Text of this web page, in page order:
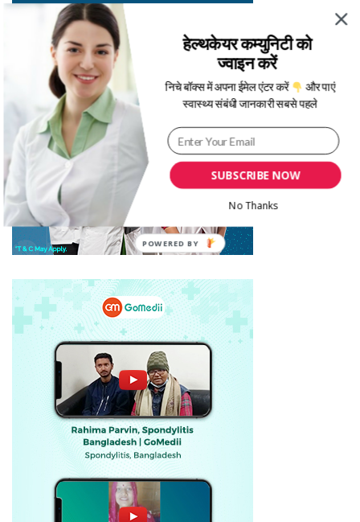
SUBSCRIBE NOW
हेल्थकेयर कम्युनिटी को
ज्वाइन करें
निचे बॉक्स में अपना ईमेल एंटर करें
और पाएं
स्वास्थ्य संबंधी जानकारी सबसे पहले
No Thanks
POWERED BY